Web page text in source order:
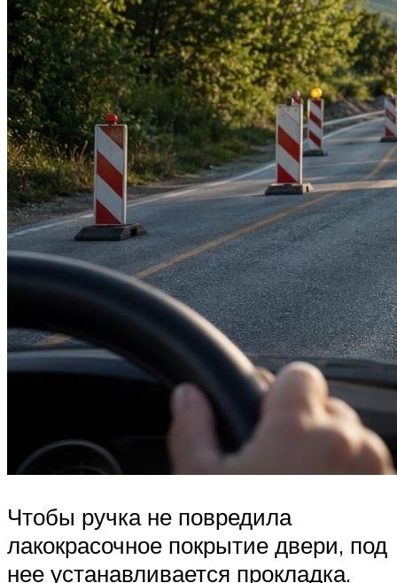
Чтобы ручка не повредила
лакокрасочное покрытие двери, под
нее устанавливается прокладка.